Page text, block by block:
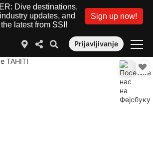
Dive destinations,
updates, and
latest from SSI!
Sign up now!
Prijavljivanje